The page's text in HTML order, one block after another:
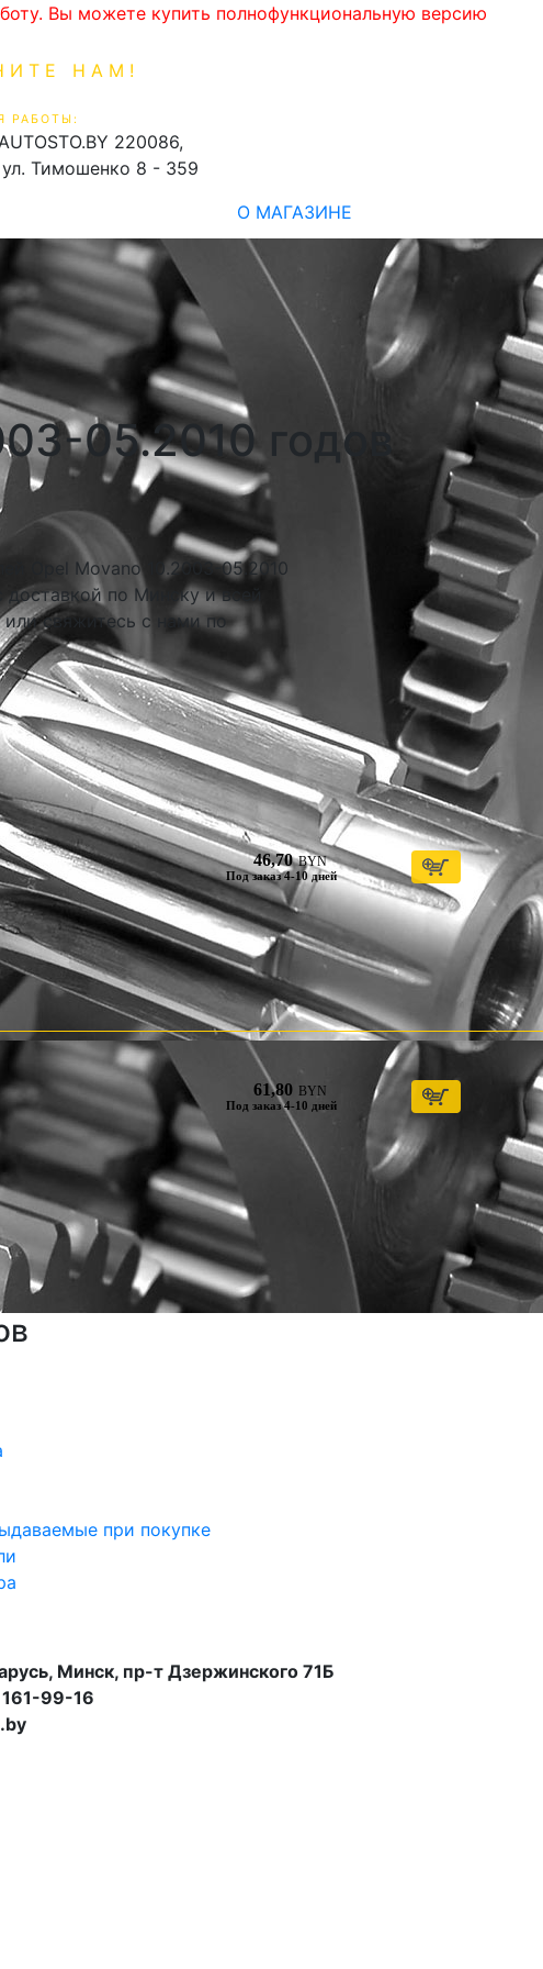
Вы можете купить полнофункциональную версию
НАМ!
РАБОТЫ:
220086,
Тимошенко 8 - 359
О МАГАЗИНЕ
05.2010 годов
Opel Movano 10.2003-05.2010
по Минску и всей
свяжитесь с нами по
Под заказ 4-10 дней
46,70 BYN
Под заказ 4-10 дней
61,80 BYN
при покупке
Минск, пр-т Дзержинского 71Б
99-16